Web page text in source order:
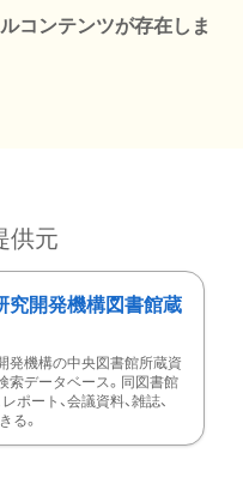
コンテンツが存在しま
供元
究開発機構図書館蔵
発機構の中央図書館所蔵資
索データベース。同図書館
ポート、会議資料、雑誌、
る。